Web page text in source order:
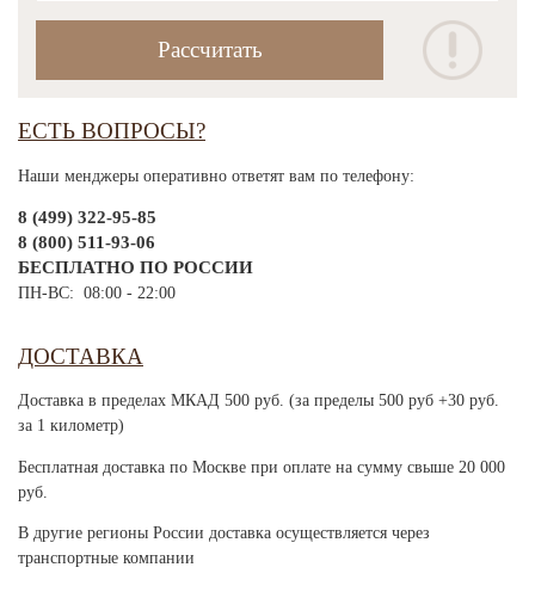
ЕСТЬ ВОПРОСЫ?
Наши менджеры оперативно ответят вам по телефону:
8 (499) 322-95-85
8 (800) 511-93-06
БЕСПЛАТНО ПО РОССИИ
ПН-ВС: 08:00 - 22:00
ДОСТАВКА
Доставка в пределах МКАД 500 руб. (за пределы 500 руб +30 руб.
за 1 километр)
Бесплатная доставка по Москве при оплате на сумму свыше 20 000
руб.
В другие регионы России доставка осуществляется через
транспортные компании